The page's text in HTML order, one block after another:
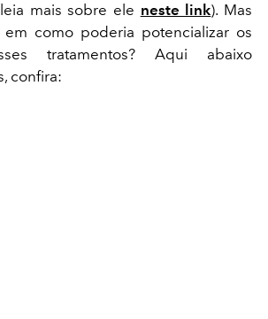
mais sobre ele neste link). Mas
como poderia potencializar os
tratamentos? Aqui abaixo
confira: